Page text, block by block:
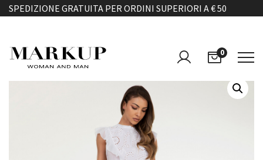
SPEDIZIONE GRATUITA PER ORDINI SUPERIORI A € 50
0